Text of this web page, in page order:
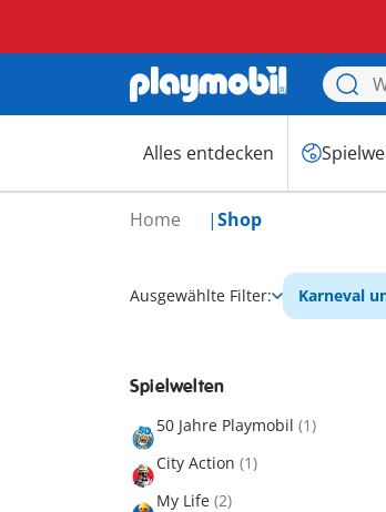
Alles entdecken
Home Shop
Ausgewählte Filter: Karneval
Spielwelten
50 Jahre Playmobil (1)
City Action (1)
My Life (2)